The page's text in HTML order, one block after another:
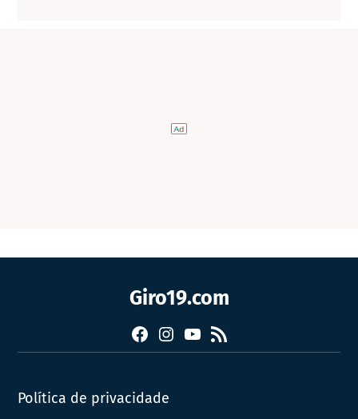
Giro19.com
FacebookInstagram
YouTube
RSS
Política de privacidade